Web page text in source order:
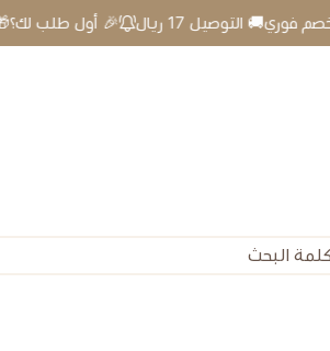
🎉 أول طلب لك؟🎁 استخدم كود A5 وخذ خصم فوري🚚 التوصيل 17 ريال